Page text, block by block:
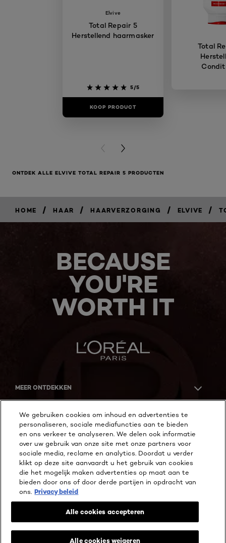
Elvive
Total Repair 5
Herstellend haarmasker
5/5
KOOP PRODUCT
Total
PREVIOUS CARD
NEXT CARD
ONTDEK ALLE ELVIVE TOTAL REPAIR 5 PRODUCTEN
HOME / HAAR / HAARVERZORGING / ELVIVE /
BECAUSE
YOU'RE
WORTH IT
MEER ONTDEKKEN
Instagram
Facebook
YouTube
Cookie Instellingen
Privacy beleid
Wettelijke Bepalingen
Algemene voorwaarden reviews en recensies
@ 2026 L'Oréal Paris
!-- Chatchamp Website Chat Code -->
We gebruiken cookies om inhoud en advertenties te
personaliseren, sociale mediafuncties aan te bieden
en ons verkeer te analyseren. We delen ook informatie
over uw gebruik van onze site met onze partners voor
sociale media, reclame en analytics. Doordat u verder
klikt op deze site aanvaardt u het gebruik van cookies
die het mogelijk maken advertenties op maat aan te
bieden door ons of door derde partijen in opdracht van
ons. Privacy beleid
Alle cookies weigeren
Alle cookies accepteren